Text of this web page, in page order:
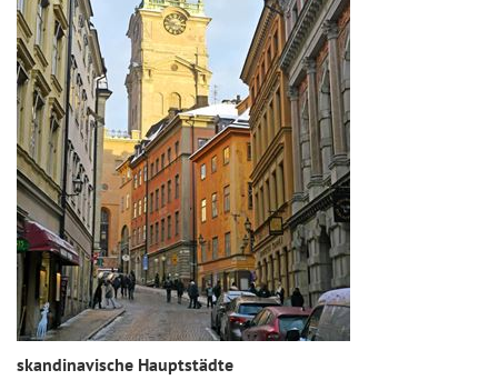
skandinavische Hauptstädte